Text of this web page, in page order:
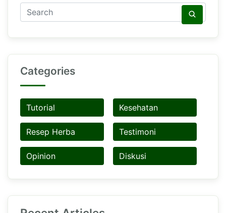
Categories
Tutorial Kesehatan
Resep Herba Testimoni
Opinion Diskusi